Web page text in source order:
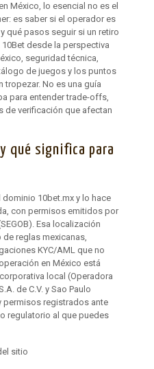
México, lo esencial no es el
es saber si el operador es
qué pasos seguir si un retiro
desde la perspectiva
seguridad técnica,
de juegos y los puntos
No es una guía
para entender trade-offs,
de verificación que afectan
qué significa para
10bet.mx y lo hace
con permisos emitidos por
Esa localización
reglas mexicanas,
KYC/AML que no
en México está
local (Operadora
de C.V. y Sao Paulo
permisos registrados ante
regulatorio al que puedes